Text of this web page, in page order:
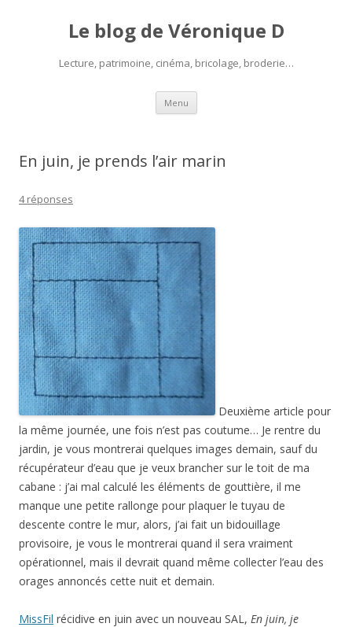
Le blog de Véronique D
Lecture, patrimoine, cinéma, bricolage, broderie…
Menu Aller
contenu
En juin, je prends l’air marin
4 réponses
Deuxième article pour
la même journée, une fois n’est pas coutume… Je rentre du
jardin, je vous montrerai quelques images demain, sauf du
récupérateur d’eau que je veux brancher sur le toit de ma
cabane : j’ai mal calculé les éléments de gouttière, il me
manque une petite rallonge pour plaquer le tuyau de
descente contre le mur, alors, j’ai fait un bidouillage
provisoire, je vous le montrerai quand il sera vraiment
opérationnel, mais il devrait quand même collecter l’eau des
orages annoncés cette nuit et demain.
MissFil récidive en juin avec un nouveau SAL, En juin, je